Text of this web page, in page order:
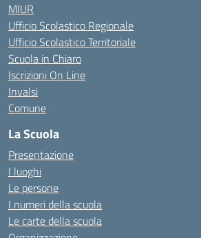
MIUR
Ufficio Scolastico Regionale
Ufficio Scolastico Territoriale
Scuola in Chiaro
Iscrizioni On Line
Invalsi
Comune
La Scuola
Presentazione
I luoghi
Le persone
I numeri della scuola
Le carte della scuola